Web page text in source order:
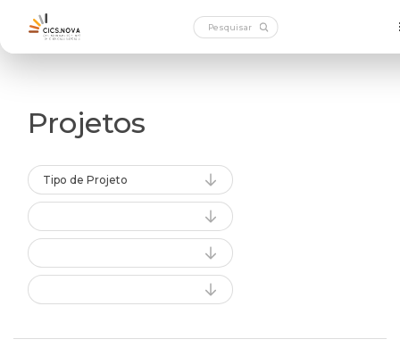
Projetos
Tipo de Projeto